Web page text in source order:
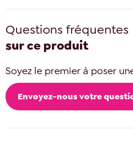
Questions fréquentes
sur ce produit
Soyez le premier à poser
Envoyez-nous votre